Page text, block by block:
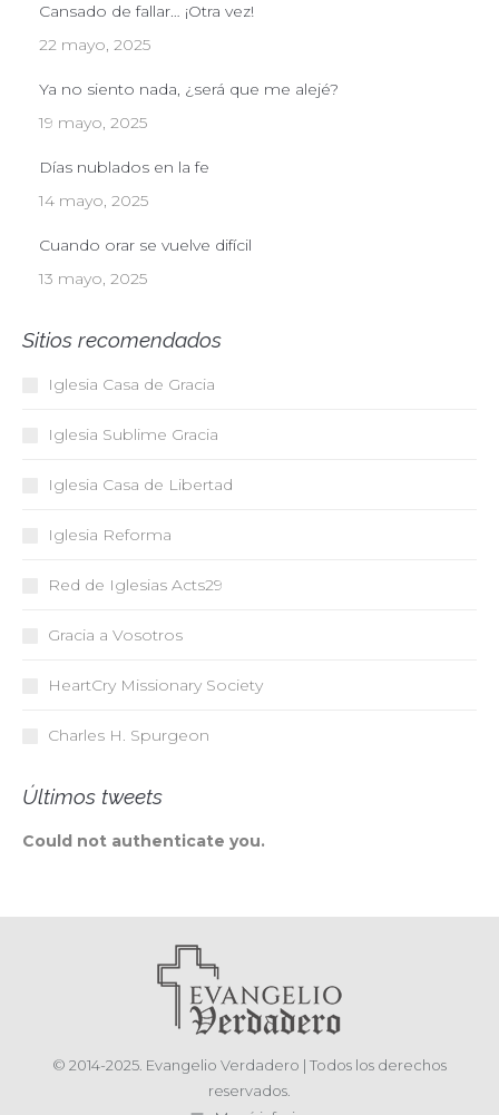
Cansado de fallar… ¡Otra vez!
22 mayo, 2025
Ya no siento nada, ¿será que me alejé?
19 mayo, 2025
Días nublados en la fe
14 mayo, 2025
Cuando orar se vuelve difícil
13 mayo, 2025
Sitios recomendados
Iglesia Casa de Gracia
Iglesia Sublime Gracia
Iglesia Casa de Libertad
Iglesia Reforma
Red de Iglesias Acts29
Gracia a Vosotros
HeartCry Missionary Society
Charles H. Spurgeon
Últimos tweets
Could not authenticate you.
© 2014-2025. Evangelio Verdadero | Todos los derechos
reservados.